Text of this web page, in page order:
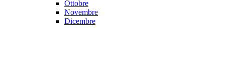
Ottobre
Novembre
Dicembre